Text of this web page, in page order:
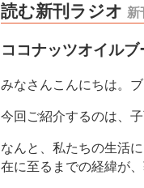
読む新刊ラジオ 新
ココナッツオイル
みなさんこんにちは。
今回ご紹介するのは、
なんと、私たちの生活
在に至るまでの経緯が